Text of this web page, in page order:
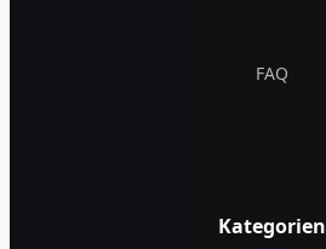
FAQ
Kategorien